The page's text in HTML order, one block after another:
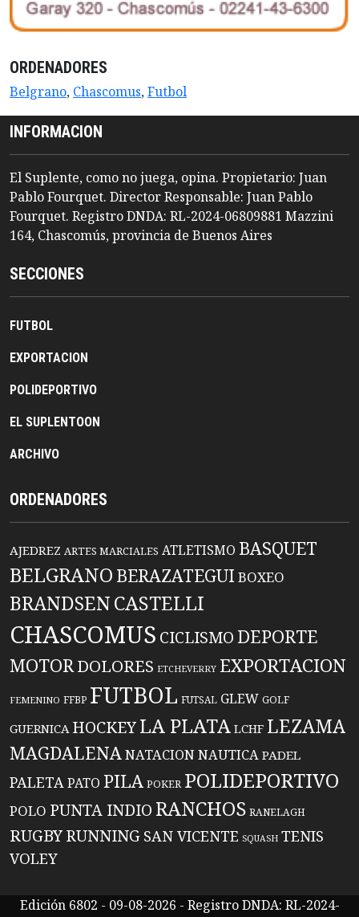
ORDENADORES
Belgrano, Chascomus,Futbol
INFORMACION
El Suplente, como no juega, opina. Propietario: Juan
Pablo Fourquet. Director Responsable: Juan Pablo
Fourquet. Registro DNDA: RL-2024-06809881 Mazzini
164, Chascomús, provincia de Buenos Aires
SECCIONES
FUTBOL
EXPORTACION
POLIDEPORTIVO
EL SUPLENTOON
ARCHIVO
ORDENADORES
AJEDREZ ARTES MARCIALES ATLETISMO BASQUET
BELGRANO BERAZATEGUIBOXEO
BRANDSENCASTELLI
CHASCOMUS CICLISMO DEPORTE
MOTORDOLORES ETCHEVERRY EXPORTACION
FEMENINO FFBP FUTBOL FUTSAL GLEW GOLF
GUERNICA HOCKEYLA PLATA LCHF LEZAMA
MAGDALENANATACIONNAUTICA PADEL
PALETAPATO PILA POKER POLIDEPORTIVO
POLO PUNTA INDIO RANCHOS RANELAGH
RUGBYRUNNING SAN VICENTE SQUASH TENIS
VOLEY
Edición 6802 - 09-08-2026 - Registro DNDA: RL-2024-